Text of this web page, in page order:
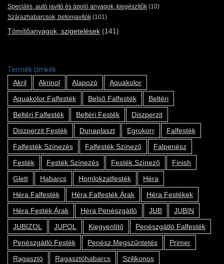
Speciális, autó javító és ápoló anyagok, kiegészítők (10)
Szárazhabarcsok, betonjavítók (101)
Tömítőanyagok, szigetelések (141)
Termék címkék
Akril
Akrinol Alapozó
Aquakolor
Aquakolor Falfesték
Belső Falfesték
Beltéri
Beltéri Falfesték
Beltéri Festék
Diszperzit
Diszperzit Festék
Dunaplaszt Egrokorr
Falfesték
Falfesték Színezés
Falfesték Színező
Falpenész
Festék
Festék Színezés Festék Színező
Finish
Glett
Habarcs Homlokzatfesték
Héra
Héra Falfesték
Héra Falfesték Árak
Héra Festékek
Héra Festék Árak
Héra Penészgátló JUB
JUBIN
JUBIZOL
JUPOL Kiegyenlítő
Penészgátló Falfesték
Penészgátló Festék
Penész Megszűntetés
Primer
Ragasztó
Ragasztóhabarcs
Szilikonos